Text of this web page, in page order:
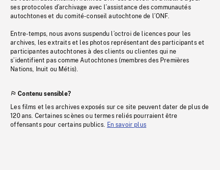
ses protocoles d’archivage avec l’assistance des communautés
autochtones et du comité-conseil autochtone de l’ONF.
Entre-temps, nous avons suspendu l’octroi de licences pour les
archives, les extraits et les photos représentant des participants et
participantes autochtones à des clients ou clientes qui ne
s’identifient pas comme Autochtones (membres des Premières
Nations, Inuit ou Métis).
Contenu sensible?
Les films et les archives exposés sur ce site peuvent dater de plus de
120 ans. Certaines scènes ou termes reliés pourraient être
offensants pour certains publics. En savoir plus